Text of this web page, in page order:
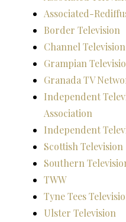
Associated-
Border Television
Channel Television
Grampian
Granada TV
Independent
Association
Independent
Scottish Television
Southern
TWW
Tyne Tees
Ulster Television